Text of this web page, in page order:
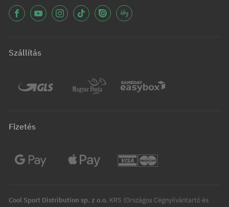
Szállítás
Fizetés
Cool Sport Distribution sp. z o.o. KRS (Országos Cégnyilvántartó és